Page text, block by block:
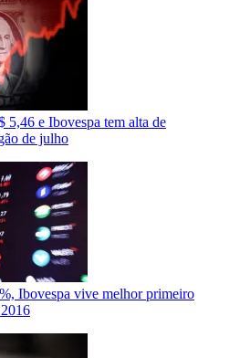
5,46 e Ibovespa tem alta de
de julho
Ibovespa vive melhor primeiro